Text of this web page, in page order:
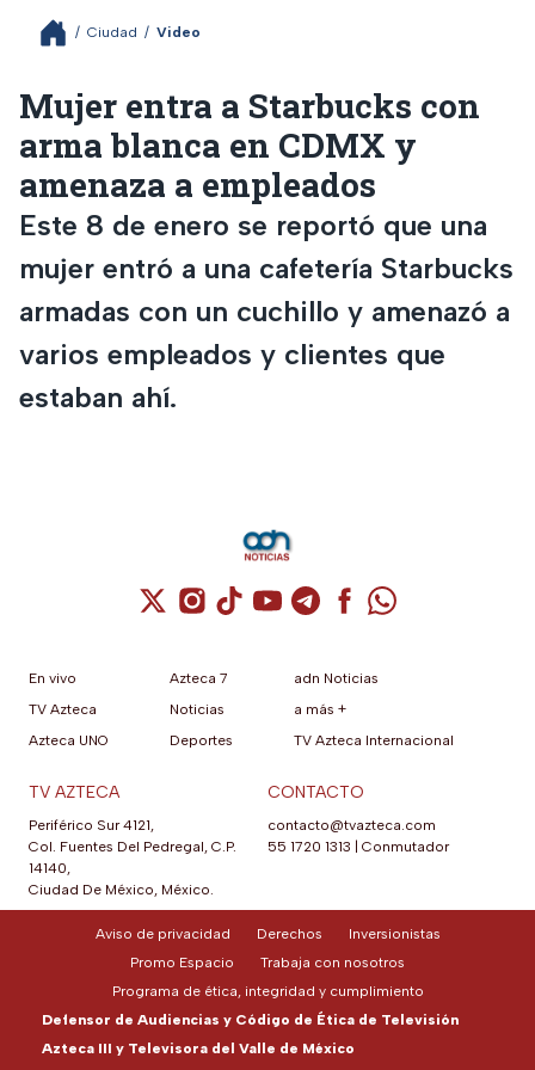
/ Ciudad / Video
Mujer entra a Starbucks con
arma blanca en CDMX y
amenaza a empleados
Este 8 de enero se reportó que una
mujer entró a una cafetería Starbucks
armadas con un cuchillo y amenazó a
varios empleados y clientes que
estaban ahí.
Cuenta de X / Twitter (se abre en una
Cuenta de Instagram (se abre en una
Cuenta de TikTok (se abre en
Cuenta de YouTube (se abre
Cuenta de Telegram (se
Cuenta de
Cuenta de
En vivo
TV Azteca
Azteca UNO
Azteca 7
Noticias
Deportes
adn Noticias
a más +
TV Azteca Internacional
TV AZTECA
Periférico Sur 4121,
Col. Fuentes Del Pedregal, C.P.
14140,
Ciudad De México, México.
CONTACTO
contacto@tvazteca.com
55 1720 1313 | Conmutador
Aviso de privacidad Derechos
Inversionistas
Promo Espacio
Trabaja con nosotros
Programa de ética, integridad y cumplimiento
Defensor de Audiencias y Código de Ética de Televisión
Azteca III y Televisora del Valle de México